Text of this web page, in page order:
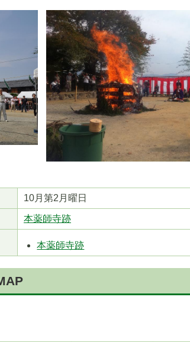
10月第2月曜日
本薬師寺跡
本薬師寺跡